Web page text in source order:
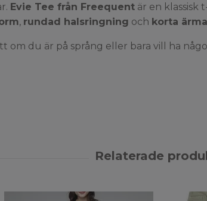
Evie Tee från Freequent är en klassisk
, rundad halsringning och korta
om du är på språng eller bara vill ha